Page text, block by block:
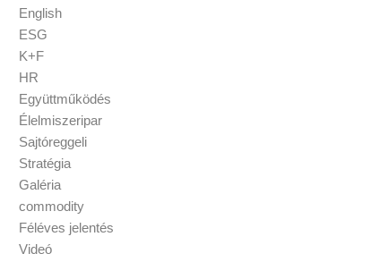
English
ESG
K+F
HR
Együttműködés
Élelmiszeripar
Sajtóreggeli
Stratégia
Galéria
commodity
Féléves jelentés
Videó